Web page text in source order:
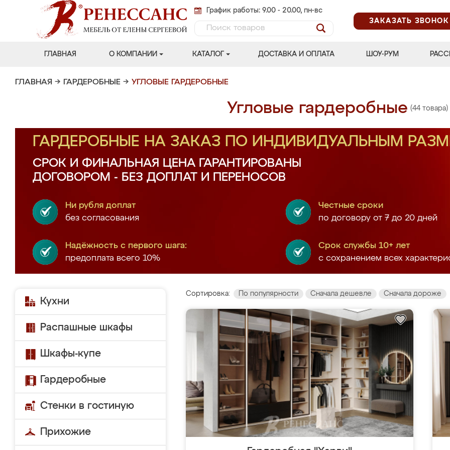
График работы: 9.00 - 20.00, пн-вс
ЗАКАЗАТЬ ЗВОНОК
ГЛАВНАЯ О КОМПАНИИ КАТАЛОГ ДОСТАВКА И ОПЛАТА ШОУ-РУМ
ГЛАВНАЯ → ГАРДЕРОБНЫЕ → УГЛОВЫЕ ГАРДЕРОБНЫЕ
Угловые гардеробные (44 товара)
ГАРДЕРОБНЫЕ НА ЗАКАЗ ПО ИНДИВИДУАЛЬНЫМ
СРОК И ФИНАЛЬНАЯ ЦЕНА ГАРАНТИРОВАНЫ
ДОГОВОРОМ - БЕЗ ДОПЛАТ И ПЕРЕНОСОВ
Ни рубля доплат
без согласования
Честные сроки
по договору от 7 до 20 дней
Надёжность с первого шага:
предоплата всего 10%
Срок службы 10+ лет
с сохранением всех
Кухни
Распашные шкафы
Шкафы-купе
Гардеробные
Стенки в гостиную
Прихожие
Сортировка: По популярности Сначала дешевле Сначала дороже